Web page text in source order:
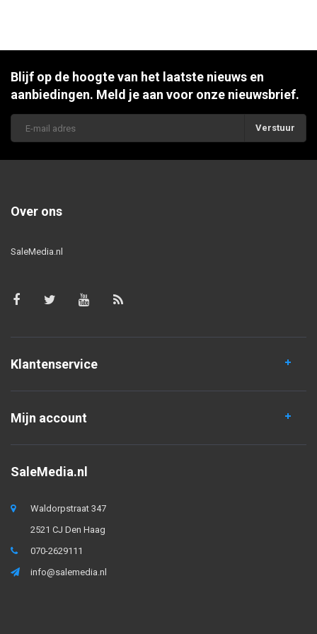
Blijf op de hoogte van het laatste nieuws en
aanbiedingen. Meld je aan voor onze nieuwsbrief.
Verstuur
Over ons
SaleMedia.nl
Klantenservice
Mijn account
SaleMedia.nl
Waldorpstraat 347
2521 CJ Den Haag
070-2629111
info@salemedia.nl